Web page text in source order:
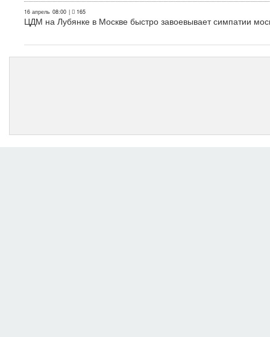
16 апрель 08:00 | 165
ЦДМ на Лубянке в Москве быстро завоевывает симпатии